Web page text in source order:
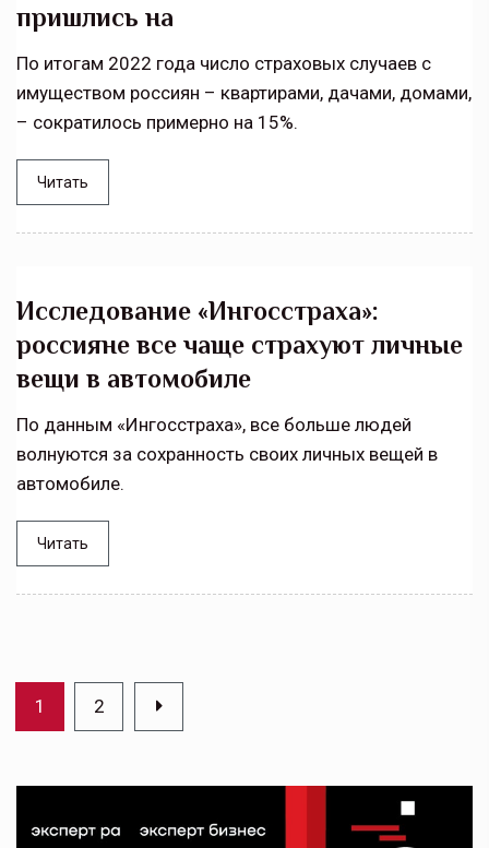
пришлись на
По итогам 2022 года число страховых случаев с
имуществом россиян – квартирами, дачами, домами,
– сократилось примерно на 15%.
Читать
Исследование «Ингосстраха»:
россияне все чаще страхуют личные
вещи в автомобиле
По данным «Ингосстраха», все больше людей
волнуются за сохранность своих личных вещей в
автомобиле.
Читать
1 2